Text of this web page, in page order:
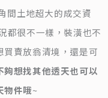
間土地超大的成交資
都很不一樣，裝潢也不
賣放翁清境，還是可
夠想找其他透天也可以
物件哦~